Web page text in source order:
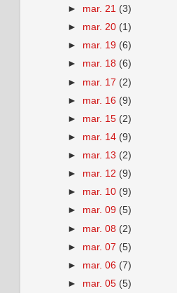
► mar. 21 (3)
► mar. 20 (1)
► mar. 19 (6)
► mar. 18 (6)
► mar. 17 (2)
► mar. 16 (9)
► mar. 15 (2)
► mar. 14 (9)
► mar. 13 (2)
► mar. 12 (9)
► mar. 10 (9)
► mar. 09 (5)
► mar. 08 (2)
► mar. 07 (5)
► mar. 06 (7)
► mar. 05 (5)